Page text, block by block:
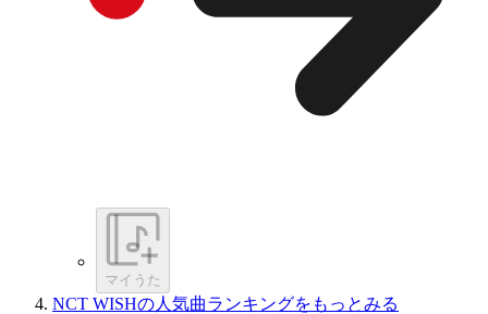
マイうた
NCT WISHの人気曲ランキングをもっとみる